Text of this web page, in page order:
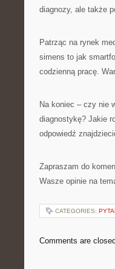
diagnozy, ale także
Patrząc na rynek
simens to jak
codzienną pracę.
Na koniec – czy nie
diagnostykę? Jakie
odpowiedź
Zapraszam do
Wasze opinie na
CATEGORIES:
Comments are